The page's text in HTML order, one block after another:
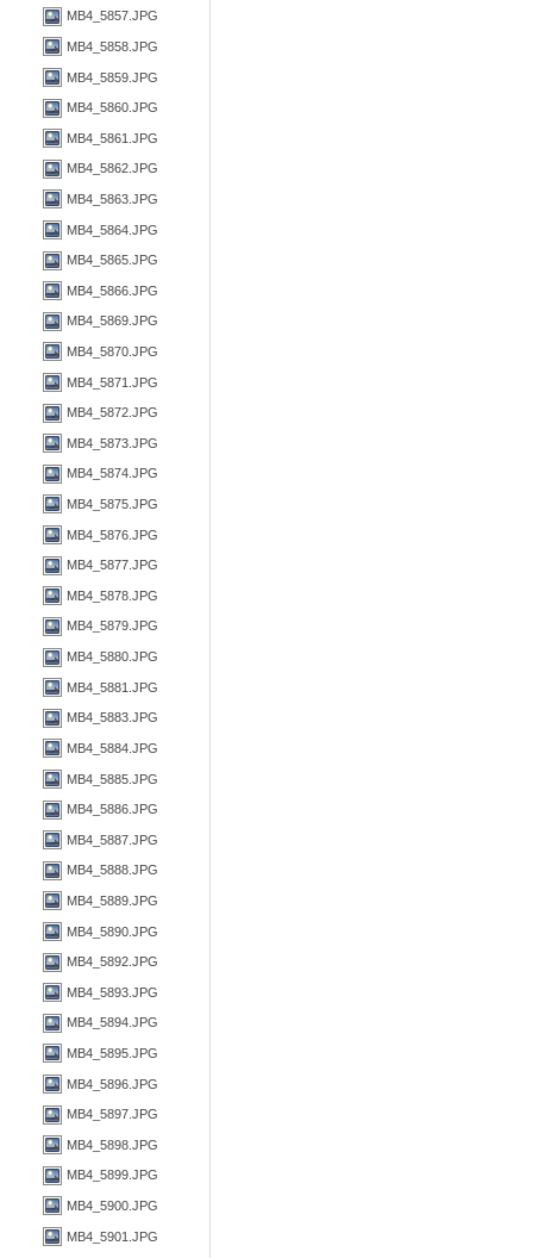
MB4_5857.JPG
MB4_5858.JPG
MB4_5859.JPG
MB4_5860.JPG
MB4_5861.JPG
MB4_5862.JPG
MB4_5863.JPG
MB4_5864.JPG
MB4_5865.JPG
MB4_5866.JPG
MB4_5869.JPG
MB4_5870.JPG
MB4_5871.JPG
MB4_5872.JPG
MB4_5873.JPG
MB4_5874.JPG
MB4_5875.JPG
MB4_5876.JPG
MB4_5877.JPG
MB4_5878.JPG
MB4_5879.JPG
MB4_5880.JPG
MB4_5881.JPG
MB4_5883.JPG
MB4_5884.JPG
MB4_5885.JPG
MB4_5886.JPG
MB4_5887.JPG
MB4_5888.JPG
MB4_5889.JPG
MB4_5890.JPG
MB4_5892.JPG
MB4_5893.JPG
MB4_5894.JPG
MB4_5895.JPG
MB4_5896.JPG
MB4_5897.JPG
MB4_5898.JPG
MB4_5899.JPG
MB4_5900.JPG
MB4_5901.JPG